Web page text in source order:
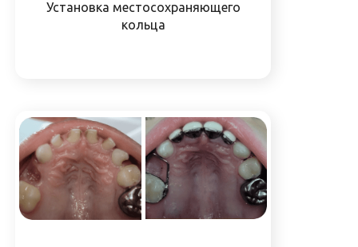
Установка местосохраняющего
кольца